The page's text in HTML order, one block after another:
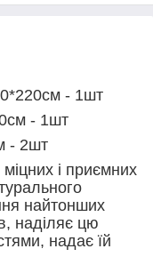
- 1шт
- 1шт
- 2шт
і приємних
найтонших
наділяє цю
надає їй